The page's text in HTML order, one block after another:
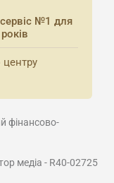
№1 для
центру
фінансово-
медіа - R40-02725